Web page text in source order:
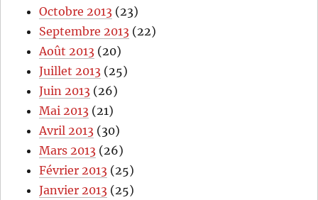
Octobre 2013 (23)
Septembre 2013 (22)
Août 2013 (20)
Juillet 2013 (25)
Juin 2013 (26)
Mai 2013 (21)
Avril 2013 (30)
Mars 2013 (26)
Février 2013 (25)
Janvier 2013 (25)